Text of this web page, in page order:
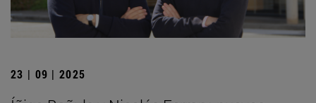
23 | 09 | 2025